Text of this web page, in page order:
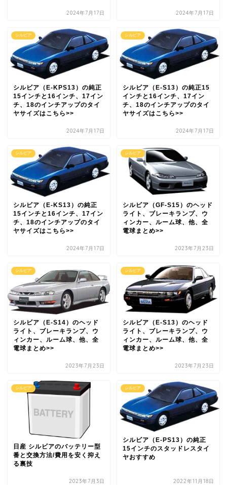
2024年7月17日 2024年7月17日
シルビア
シルビア（E-KPS13）の純正
15インチと16インチ、17イン
チ、18のインチアップのタイ
ヤサイズはこちら>>
2024年7月17日
シルビア
シルビア（E-S13）の純正15
インチと16インチ、17イン
チ、18のインチアップのタイ
ヤサイズはこちら>>
2024年7月17日
シルビア
シルビア（E-KS13）の純正
15インチと16インチ、17イン
チ、18のインチアップのタイ
ヤサイズはこちら>>
2024年7月17日
シルビア
シルビア（GF-S15）のヘッド
ライト、ブレーキランプ、ウ
ィンカー、ルーム球、他、全
電球まとめ>>
2023年7月23日
シルビア
シルビア（E-S14）のヘッド
ライト、ブレーキランプ、ウ
ィンカー、ルーム球、他、全
電球まとめ>>
2023年7月23日
シルビア
シルビア（E-S13）のヘッド
ライト、ブレーキランプ、ウ
ィンカー、ルーム球、他、全
電球まとめ>>
2023年7月23日
シルビア
日産 シルビアのバッテリー型
番と交換方法/費用を安く抑え
る裏技
2023年7月3日
シルビア
シルビア（E-PS13）の純正
15インチのスタッドレスタイ
ヤおすすめ
2022年11月18日